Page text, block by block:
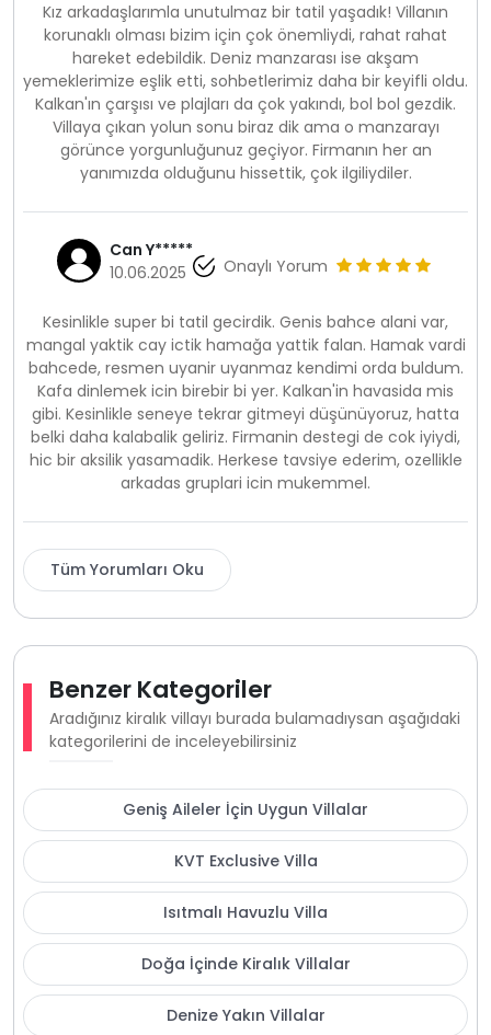
Kız arkadaşlarımla unutulmaz bir tatil yaşadık! Villanın
korunaklı olması bizim için çok önemliydi, rahat rahat
hareket edebildik. Deniz manzarası ise akşam
yemeklerimize eşlik etti, sohbetlerimiz daha bir keyifli oldu.
Kalkan'ın çarşısı ve plajları da çok yakındı, bol bol gezdik.
Villaya çıkan yolun sonu biraz dik ama o manzarayı
görünce yorgunluğunuz geçiyor. Firmanın her an
yanımızda olduğunu hissettik, çok ilgiliydiler.
Can Y*****
10.06.2025
Onaylı Yorum
Kesinlikle super bi tatil gecirdik. Genis bahce alani var,
mangal yaktik cay ictik hamağa yattik falan. Hamak vardi
bahcede, resmen uyanir uyanmaz kendimi orda buldum.
Kafa dinlemek icin birebir bi yer. Kalkan'in havasida mis
gibi. Kesinlikle seneye tekrar gitmeyi düşünüyoruz, hatta
belki daha kalabalik geliriz. Firmanin destegi de cok iyiydi,
hic bir aksilik yasamadik. Herkese tavsiye ederim, ozellikle
arkadas gruplari icin mukemmel.
Tüm Yorumları Oku
Benzer Kategoriler
Aradığınız kiralık villayı burada bulamadıysan aşağıdaki
kategorilerini de inceleyebilirsiniz
Geniş Aileler İçin Uygun Villalar
KVT Exclusive Villa
Isıtmalı Havuzlu Villa
Doğa İçinde Kiralık Villalar
Denize Yakın Villalar